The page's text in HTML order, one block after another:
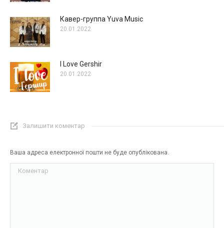
Кавер-группа Yuva Music
20.01.2022
I Love Gershir
20.01.2022
Залишити коментар
Ваша адреса електронної пошти не буде опублікована.
Коментар